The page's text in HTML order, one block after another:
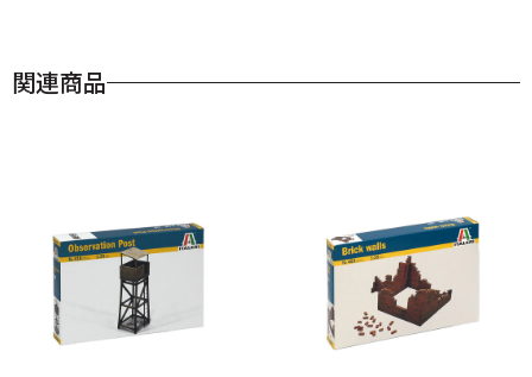
関連商品